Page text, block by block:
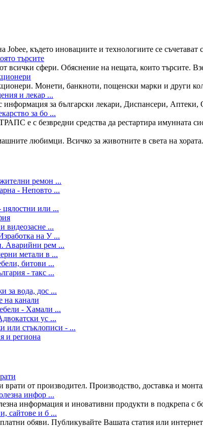
Jobee, където иновациите и технологиите се съчетават
търсите
всички сфери. Обяснение на нещата, които търсите.
Монети, банкноти, пощенски марки и други
и лекар ...
информация за български лекари, Диспансери, Аптеки,
за бо ...
е с безвредни средства да рестартира имунната
любимци. Всичко за животните в света на
ремон ...
- Неповто ...
или ...
видеозасне ...
на У ...
Аварийни рем ...
метали в ...
битови ...
- такс ...
за вода, дос ...
на канали
- Хамали ...
ус ...
или стъклописи - ...
и региона
от производител. Производство, доставка и
инфор ...
информация и иновативни продукти в подкрепа с
сайтове и б ...
обяви. Публикувайте Вашата статия или